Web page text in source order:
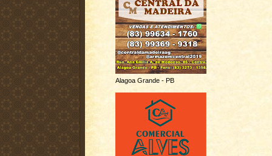
Alagoa Grande - PB